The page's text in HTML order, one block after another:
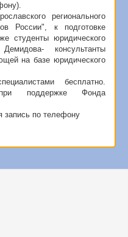
регионального
России", к подготовке
студенты юридического
консультанты
на базе юридического
бесплатно.
поддержке Фонда
запись по телефону